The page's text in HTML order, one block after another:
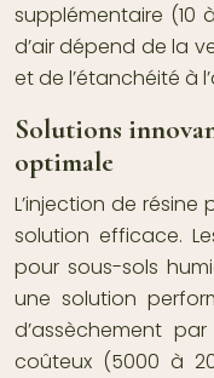
supplémentaire (10
d’air dépend de la
et de l’étanchéité à
Solutions
optimale
L’injection de
solution efficace.
pour sous-sols
une solution
d’assèchement
coûteux (5000 à